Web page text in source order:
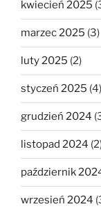
kwiecień 2025
marzec 2025 (3)
luty 2025 (2)
styczeń 2025 (4)
grudzień 2024
listopad 2024
październik
wrzesień 2024